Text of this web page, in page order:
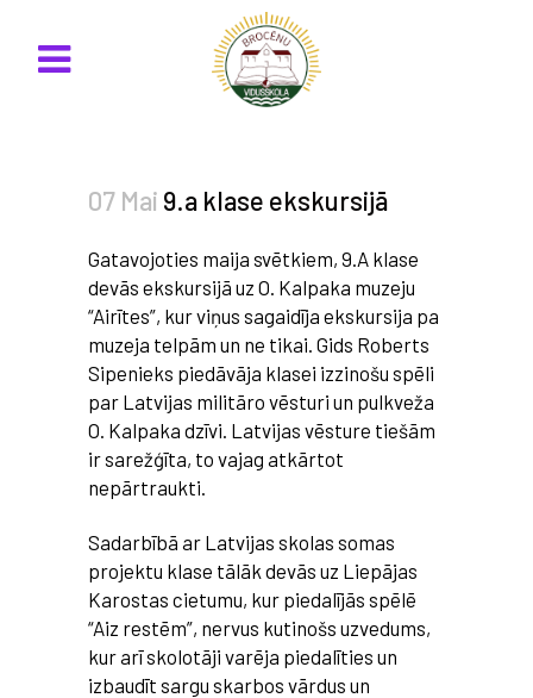
07 Mai 9.a klase ekskursijā
Gatavojoties maija svētkiem, 9.A klase
devās ekskursijā uz O. Kalpaka muzeju
“Airītes”, kur viņus sagaidīja ekskursija pa
muzeja telpām un ne tikai. Gids Roberts
Sipenieks piedāvāja klasei izzinošu spēli
par Latvijas militāro vēsturi un pulkveža
O. Kalpaka dzīvi. Latvijas vēsture tiešām
ir sarežģīta, to vajag atkārtot
nepārtraukti.
Sadarbībā ar Latvijas skolas somas
projektu klase tālāk devās uz Liepājas
Karostas cietumu, kur piedalījās spēlē
“Aiz restēm”, nervus kutinošs uzvedums,
kur arī skolotāji varēja piedalīties un
izbaudīt sargu skarbos vārdus un